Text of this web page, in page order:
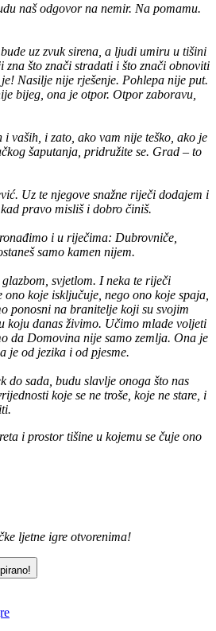
naš odgovor na nemir. Na pomamu.
uz zvuk sirena, a ljudi umiru u tišini
što znači stradati i što znači obnoviti
Nasilje nije rješenje. Pohlepa nije put.
bijeg, ona je otpor. Otpor zaboravu,
vaših, i zato, ako vam nije teško, ako je
šaputanja, pridružite se. Grad – to
Uz te njegove snažne riječi dodajem i
pravo misliš i dobro činiš.
i u riječima: Dubrovniče,
samo kamen nijem.
svjetlom. I neka te riječi
koje isključuje, nego ono koje spaja,
ponosni na branitelje koji su svojim
koju danas živimo. Učimo mlade voljeti
da Domovina nije samo zemlja. Ona je
je od jezika i od pjesme.
do sada, budu slavlje onoga što nas
koje se ne troše, koje ne stare, i
i prostor tišine u kojemu se čuje ono
ljetne igre otvorenima!